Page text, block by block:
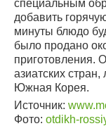
специальным
добавить
минуты блюдо
было продано
приготовления.
азиатских
Южная Корея.
Источник:
Фото: otdikh-